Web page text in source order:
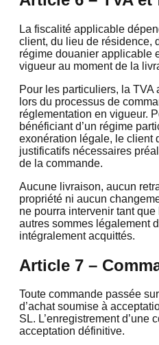
La fiscalité applicable
client, du lieu de résidence,
régime douanier applicable
vigueur au moment de la
Pour les particuliers, la
lors du processus de
réglementation en vigueur.
bénéficiant d’un régime
exonération légale, le client
justificatifs nécessaires
de la commande.
Aucune livraison, aucun
propriété ni aucun
ne pourra intervenir tant
autres sommes légalement
intégralement acquittés.
Article 7 –
Toute commande passée
d’achat soumise à
SL. L’enregistrement d’une
acceptation définitive.